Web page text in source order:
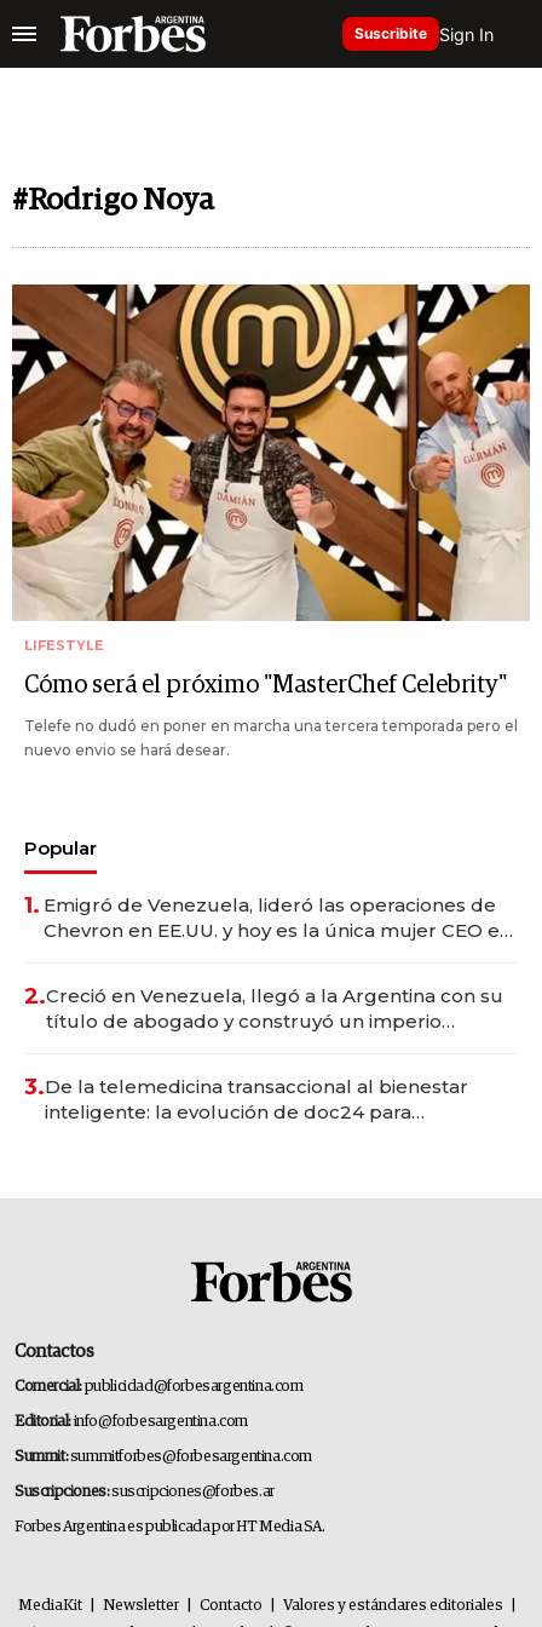
Suscribite Sign In
#Rodrigo Noya
LIFESTYLE
Cómo será el próximo "MasterChef Celebrity"
Telefe no dudó en poner en marcha una tercera temporada pero el
nuevo envio se hará desear.
Popular
1. Emigró de Venezuela, lideró las operaciones de
Chevron en EE.UU. y hoy es la única mujer CEO en
2.Creció en Venezuela, llegó a la Argentina con su
título de abogado y construyó un imperio
3.De la telemedicina transaccional al bienestar
inteligente: la evolución de doc24 para
Contactos
Comercial:publicidad@forbesargentina.com
Editorial:info@forbesargentina.com
Summit:summitforbes@forbesargentina.com
Suscripciones:suscripciones@forbes.ar
Forbes Argentina es publicada por HT Media SA.
MediaKit Newsletter Contacto Valores y estándares editoriales